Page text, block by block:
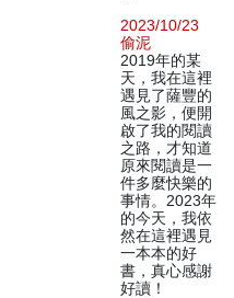
2023/10/23
偷泥
2019年的某
天，我在這裡
遇見了薩豐的
風之影，便開
啟了我的閱讀
之路，才知道
原來閱讀是一
件多麼快樂的
事情。2023年
的今天，我依
然在這裡遇見
一本本的好
書，真心感謝
好讀！